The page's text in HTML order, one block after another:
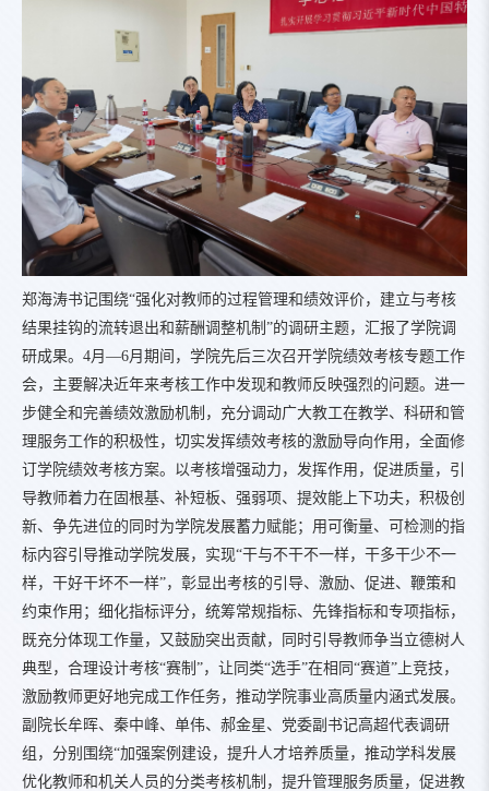
郑海涛书记围绕“强化对教师的过程管理和绩效评价，建立与考核
结果挂钩的流转退出和薪酬调整机制”的调研主题，汇报了学院调
研成果。4月—6月期间，学院先后三次召开学院绩效考核专题工作
会，主要解决近年来考核工作中发现和教师反映强烈的问题。进一
步健全和完善绩效激励机制，充分调动广大教工在教学、科研和管
理服务工作的积极性，切实发挥绩效考核的激励导向作用，全面修
订学院绩效考核方案。以考核增强动力，发挥作用，促进质量，引
导教师着力在固根基、补短板、强弱项、提效能上下功夫，积极创
新、争先进位的同时为学院发展蓄力赋能；用可衡量、可检测的指
标内容引导推动学院发展，实现“干与不干不一样，干多干少不一
样，干好干坏不一样”，彰显出考核的引导、激励、促进、鞭策和
约束作用；细化指标评分，统筹常规指标、先锋指标和专项指标，
既充分体现工作量，又鼓励突出贡献，同时引导教师争当立德树人
典型，合理设计考核“赛制”，让同类“选手”在相同“赛道”上竞技，
激励教师更好地完成工作任务，推动学院事业高质量内涵式发展。
副院长牟晖、秦中峰、单伟、郝金星、党委副书记高超代表调研
组，分别围绕“加强案例建设，提升人才培养质量，推动学科发展
优化教师和机关人员的分类考核机制，提升管理服务质量，促进教